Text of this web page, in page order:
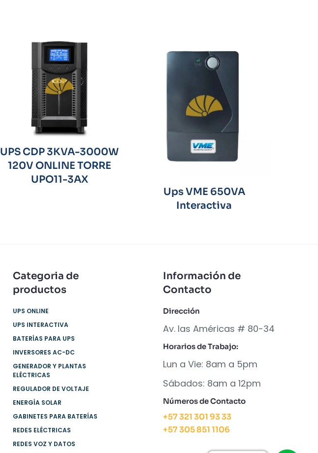
UPS CDP 3KVA-3000W
120V ONLINE TORRE
UPO11-3AX
Ups VME 650VA
Interactiva
Categoria de
productos
UPS ONLINE
UPS INTERACTIVA
BATERÍAS PARA UPS
INVERSORES AC-DC
GENERADOR Y PLANTAS
ELÉCTRICAS
REGULADOR DE VOLTAJE
ENERGÍA SOLAR
GABINETES PARA BATERÍAS
REDES ELÉCTRICAS
REDES VOZ Y DATOS
Información de
Contacto
Dirección
Av. las Américas # 80-34
Horarios de Trabajo:
Lun a Vie: 8am a 5pm
Sábados: 8am a 12pm
Números de Contacto
+57 321 301 93 33
+57 305 851 1106